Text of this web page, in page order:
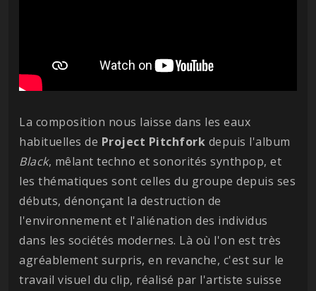
La composition nous laisse dans les eaux
habituelles de Project Pitchfork depuis l'album
Black, mêlant techno et sonorités synthpop, et
les thématiques sont celles du groupe depuis ses
débuts, dénonçant la destruction de
l'environnement et l'aliénation des individus
dans les sociétés modernes. Là où l'on est très
agréablement surpris, en revanche, c'est sur le
travail visuel du clip, réalisé par l'artiste suisse